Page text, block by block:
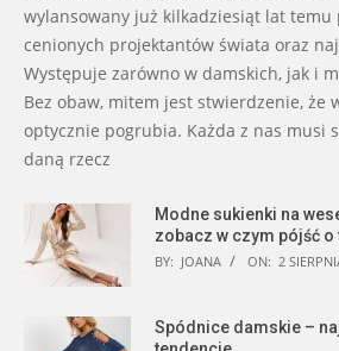
wylansowany już kilkadziesiąt lat
cenionych projektantów świata oraz
Występuje zarówno w damskich, jak i
Bez obaw, mitem jest stwierdzenie, że
optycznie pogrubia. Każda z nas musi
daną rzecz
Modne sukienki na
zobacz w czym pójść
BY: JOANA ON: 2
Spódnice damskie –